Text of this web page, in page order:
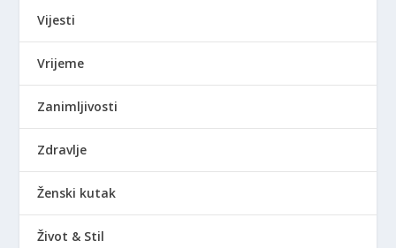
Vijesti
Vrijeme
Zanimljivosti
Zdravlje
Ženski kutak
Život & Stil